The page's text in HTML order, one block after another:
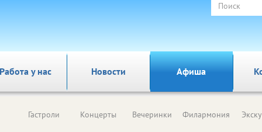
у нас Новости Афиша
Гастроли Концерты Вечеринки Филармония